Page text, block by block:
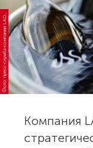
Ф
о
т
о:
п
р
е
с
с
-
с
л
у
ж
б
а
к
о
м
п
а
н
и
и
L
A
D
O
G
A
Компания